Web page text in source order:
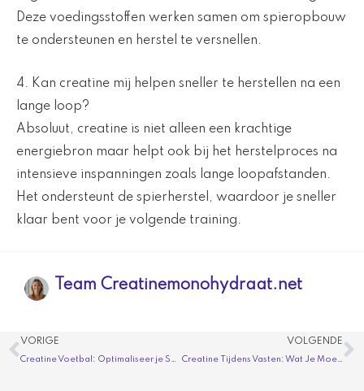
Deze voedingsstoffen werken samen om spieropbouw
te ondersteunen en herstel te versnellen.
4. Kan creatine mij helpen sneller te herstellen na een
lange loop?
Absoluut, creatine is niet alleen een krachtige
energiebron maar helpt ook bij het herstelproces na
intensieve inspanningen zoals lange loopafstanden.
Het ondersteunt de spierherstel, waardoor je sneller
klaar bent voor je volgende training.
Team Creatinemonohydraat.net
Vorige
VORIGE
Creatine Voetbal: Optimaliseer je Spel met de Juiste Inname en Voordelen
VOLGENDE
Creatine Tijdens Vasten: Wat Je Moet Weten en Hoe Het Werkt